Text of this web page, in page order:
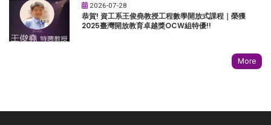
2026-07-28
恭賀! 資工系王俊堯教授工程數學開放式課程｜榮獲
2025臺灣開放教育卓越獎OCW組特優!!
More